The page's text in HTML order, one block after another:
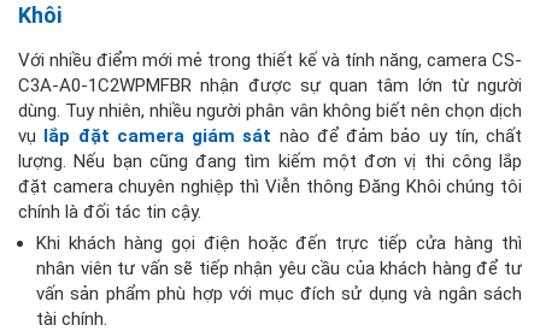
Khôi
Với nhiều điểm mới mẻ trong thiết kế và tính năng, camera CS-
C3A-A0-1C2WPMFBR nhận được sự quan tâm lớn từ người
dùng. Tuy nhiên, nhiều người phân vân không biết nên chọn dịch
vụ lắp đặt camera giám sát nào để đảm bảo uy tín, chất
lượng. Nếu bạn cũng đang tìm kiếm một đơn vị thi công lắp
đặt camera chuyên nghiệp thì Viễn thông Đăng Khôi chúng tôi
chính là đối tác tin cậy.
Khi khách hàng gọi điện hoặc đến trực tiếp cửa hàng thì
nhân viên tư vấn sẽ tiếp nhận yêu cầu của khách hàng để tư
vấn sản phẩm phù hợp với mục đích sử dụng và ngân sách
tài chính.